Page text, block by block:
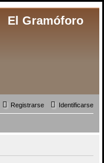
El Gramóforo
Identificarse
Registrarse